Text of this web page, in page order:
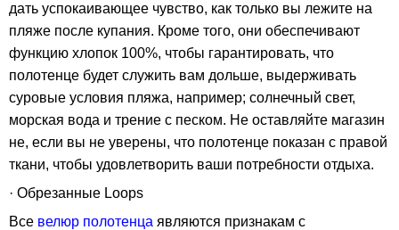
дать успокаивающее чувство, как только вы лежите на
пляже после купания. Кроме того, они обеспечивают
функцию хлопок 100%, чтобы гарантировать, что
полотенце будет служить вам дольше, выдерживать
суровые условия пляжа, например; солнечный свет,
морская вода и трение с песком. Не оставляйте магазин
не, если вы не уверены, что полотенце показан с правой
ткани, чтобы удовлетворить ваши потребности отдыха.
· Обрезанные Loops
Все велюр полотенца являются признакам с